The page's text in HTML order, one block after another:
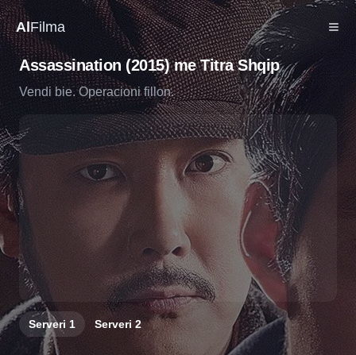
AlFilma
Assassination (2015) me Titra Shqip
Vendi bie. Operacioni fillon.
Serveri 1 Serveri2